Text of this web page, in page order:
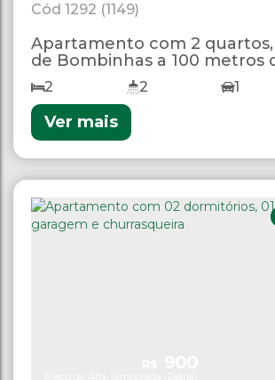
1292 (1149)
Apartamento com 2
de Bombinhas a 100 metros
2 2 1
Ver mais